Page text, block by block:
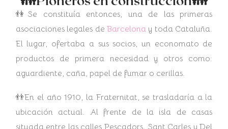
👫Se constituía entonces, una de las primeras
asociaciones legales de Barcelona y toda Cataluña.
El lugar, ofertaba a sus socios, un economato de
productos de primera necesidad y otros como:
aguardiente, caña, papel de fumar o cerillas.
👬En el año 1910, la Fraternitat, se trasladaría a la
ubicación actual. Al frente de la isla de casas
situada entre las calles Pescadors, Sant Carles y Del